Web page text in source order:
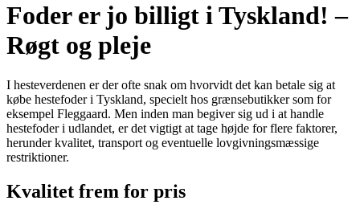
Foder er jo billigt i Tyskland! –
Røgt og pleje
I hesteverdenen er der ofte snak om hvorvidt det kan betale sig at
købe hestefoder i Tyskland, specielt hos grænsebutikker som for
eksempel Fleggaard. Men inden man begiver sig ud i at handle
hestefoder i udlandet, er det vigtigt at tage højde for flere faktorer,
herunder kvalitet, transport og eventuelle lovgivningsmæssige
restriktioner.
Kvalitet frem for pris